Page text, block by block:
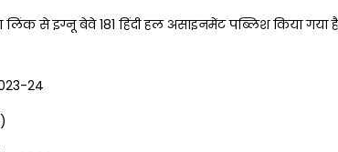
से इग्नू बेवे 181 हिंदी हल असाइनमेंट पब्लिश किया
24